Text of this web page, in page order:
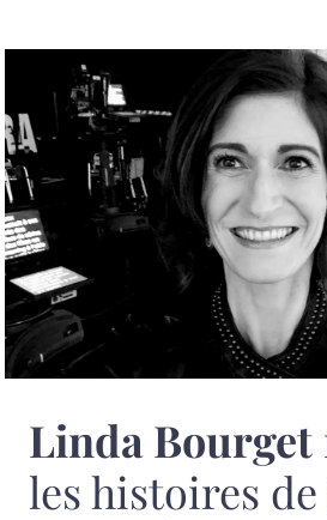
Linda Bourget
les histoires